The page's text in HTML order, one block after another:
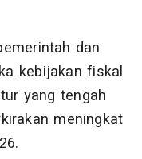
dan
kebijakan fiskal
yang tengah
meningkat